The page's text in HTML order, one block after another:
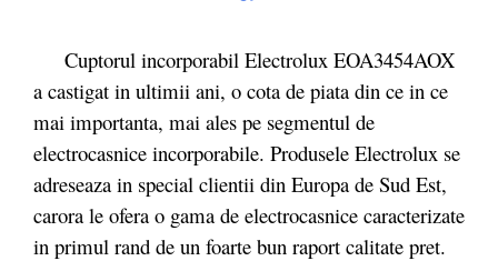
Cuptorul incorporabil Electrolux EOA3454AOX
a castigat in ultimii ani, o cota de piata din ce in ce
mai importanta, mai ales pe segmentul de
electrocasnice incorporabile. Produsele Electrolux se
adreseaza in special clientii din Europa de Sud Est,
carora le ofera o gama de electrocasnice caracterizate
in primul rand de un foarte bun raport calitate pret.